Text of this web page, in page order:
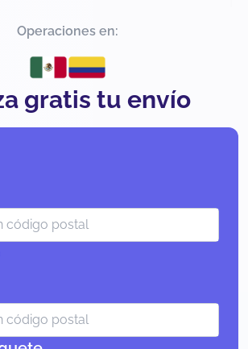
Operaciones en:
gratis tu envío